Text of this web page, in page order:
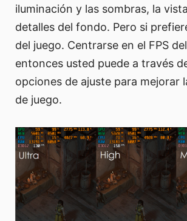
iluminación y las sombras, la
detalles del fondo. Pero si
del juego. Centrarse en el FPS
entonces usted puede a través
opciones de ajuste para mejorar
de juego.